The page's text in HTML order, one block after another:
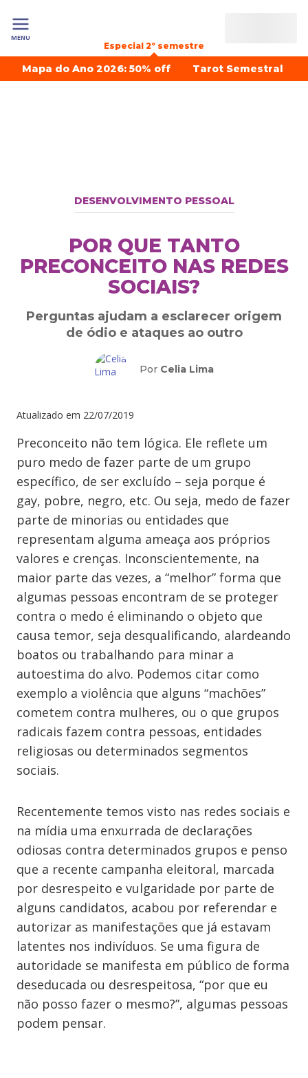
MENU
Especial 2º semestre
Mapa do Ano 2026: 50% off Tarot Semestral
DESENVOLVIMENTO PESSOAL
POR QUE TANTO
PRECONCEITO NAS REDES
SOCIAIS?
Perguntas ajudam a esclarecer origem
de ódio e ataques ao outro
Por Celia Lima
Atualizado em 22/07/2019
Preconceito não tem lógica. Ele reflete um
puro medo de fazer parte de um grupo
específico, de ser excluído – seja porque é
gay, pobre, negro, etc. Ou seja, medo de fazer
parte de minorias ou entidades que
representam alguma ameaça aos próprios
valores e crenças. Inconscientemente, na
maior parte das vezes, a “melhor” forma que
algumas pessoas encontram de se proteger
contra o medo é eliminando o objeto que
causa temor, seja desqualificando, alardeando
boatos ou trabalhando para minar a
autoestima do alvo. Podemos citar como
exemplo a violência que alguns “machões”
cometem contra mulheres, ou o que grupos
radicais fazem contra pessoas, entidades
religiosas ou determinados segmentos
sociais.
Recentemente temos visto nas redes sociais e
na mídia uma enxurrada de declarações
odiosas contra determinados grupos e penso
que a recente campanha eleitoral, marcada
por desrespeito e vulgaridade por parte de
alguns candidatos, acabou por referendar e
autorizar as manifestações que já estavam
latentes nos indivíduos. Se uma figura de
autoridade se manifesta em público de forma
deseducada ou desrespeitosa, “por que eu
não posso fazer o mesmo?”, algumas pessoas
podem pensar.